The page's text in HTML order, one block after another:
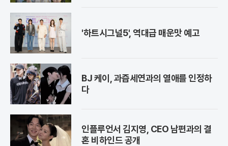
'하트시그널5', 역대급 매운맛 예고
BJ 케이, 과즙세연과의 열애를 인정하
다
인플루언서 김지영, CEO 남편과의 결
혼 비하인드 공개